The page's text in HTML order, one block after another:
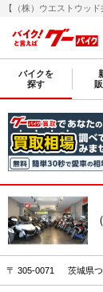
バイクを
探す
〒 305-0071 茨城県つ